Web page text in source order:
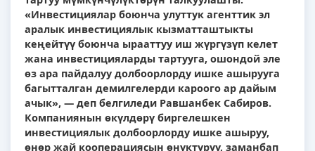
«Инвестициялар боюнча улуттук агенттик эл
аралык инвестициялык кызматташтыкты
кеңейтүү боюнча ырааттуу иш жүргүзүп келет
жана инвестицияларды тартууга, ошондой эле
өз ара пайдалуу долбоорлорду ишке ашырууга
багытталган демилгелерди кароого ар дайым
ачык», — деп белгиледи Равшанбек Сабиров.
Компаниянын өкүлдөрү биргелешкен
инвестициялык долбоорлорду ишке ашыруу,
өнөр жай кооперациясын өнүктүрүү, заманбап